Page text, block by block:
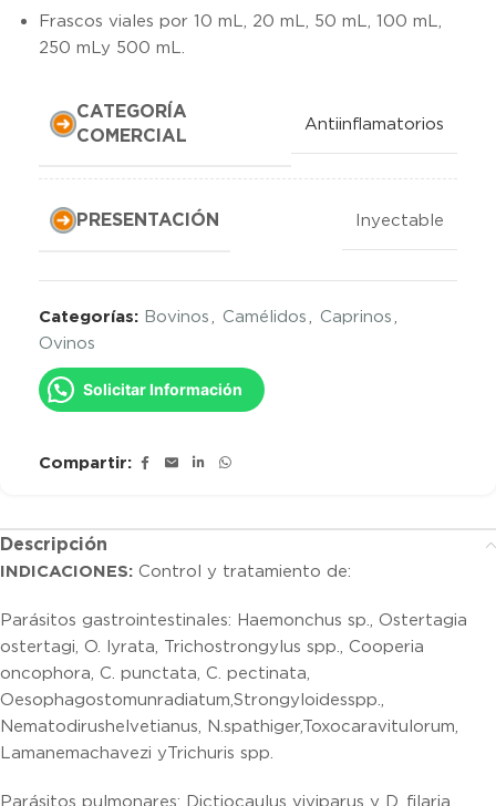
Frascos viales por 10 mL, 20 mL, 50 mL, 100 mL,
250 mLy 500 mL.
CATEGORÍA
COMERCIAL
Antiinflamatorios
PRESENTACIÓN Inyectable
Categorías: Bovinos, Camélidos, Caprinos,
Ovinos
Solicitar Información
Compartir:
Descripción
INDICACIONES: Control y tratamiento de:
Parásitos gastrointestinales: Haemonchus sp., Ostertagia
ostertagi, O. lyrata, Trichostrongylus spp., Cooperia
oncophora, C. punctata, C. pectinata,
Oesophagostomunradiatum,Strongyloidesspp.,
Nematodirushelvetianus, N.spathiger,Toxocaravitulorum,
Lamanemachavezi yTrichuris spp.
Parásitos pulmonares: Dictiocaulus viviparus y D. filaria.